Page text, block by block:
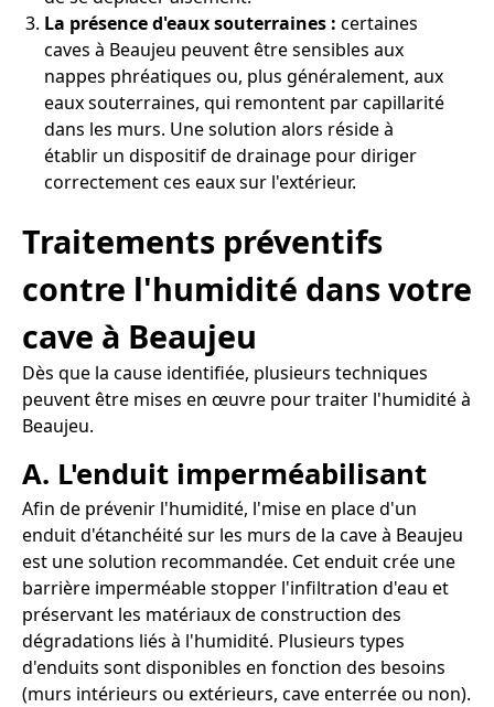
La présence d'eaux souterraines : certaines
caves à Beaujeu peuvent être sensibles aux
nappes phréatiques ou, plus généralement, aux
eaux souterraines, qui remontent par capillarité
dans les murs. Une solution alors réside à
établir un dispositif de drainage pour diriger
correctement ces eaux sur l'extérieur.
Traitements préventifs
contre l'humidité dans votre
cave à Beaujeu
Dès que la cause identifiée, plusieurs techniques
peuvent être mises en œuvre pour traiter l'humidité à
Beaujeu.
A. L'enduit imperméabilisant
Afin de prévenir l'humidité, l'mise en place d'un
enduit d'étanchéité sur les murs de la cave à Beaujeu
est une solution recommandée. Cet enduit crée une
barrière imperméable stopper l'infiltration d'eau et
préservant les matériaux de construction des
dégradations liés à l'humidité. Plusieurs types
d'enduits sont disponibles en fonction des besoins
(murs intérieurs ou extérieurs, cave enterrée ou non).